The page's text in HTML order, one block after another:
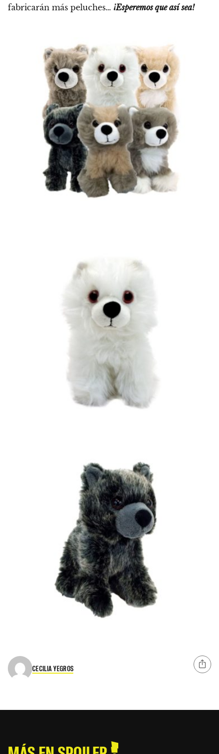
fabricarán más peluches… ¡Esperemos que así sea!
CECILIA YEGROS